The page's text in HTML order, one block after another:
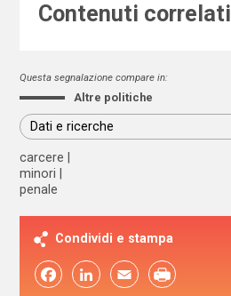
Contenuti correlati
Questa segnalazione compare in:
Altre politiche
Dati e ricerche
carcere
minori
penale
Condividi e stampa
FacebookLinkedIn Email